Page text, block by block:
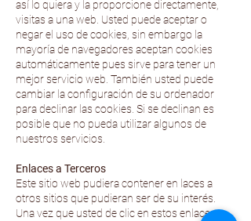
así lo quiera y la proporcione directamente,
visitas a una web. Usted puede aceptar o
negar el uso de cookies, sin embargo la
mayoría de navegadores aceptan cookies
automáticamente pues sirve para tener un
mejor servicio web. También usted puede
cambiar la configuración de su ordenador
para declinar las cookies. Si se declinan es
posible que no pueda utilizar algunos de
nuestros servicios.
Enlaces a Terceros
Este sitio web pudiera contener en laces a
otros sitios que pudieran ser de su interés.
Una vez que usted de clic en estos enlaces y